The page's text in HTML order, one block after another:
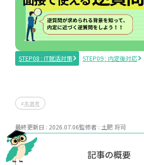
動画カテゴリから探す
記事カテゴリ
※複数選択可能
書類選考
面接対策
動画カテゴリ
※複数選択可能
ランキング
適性検査
STEP08 : IT就活対策 STEP09 : 内定後対応
本選考
最終更新日 : 2026.07.06監修者 : 土肥 将司
記事の概要